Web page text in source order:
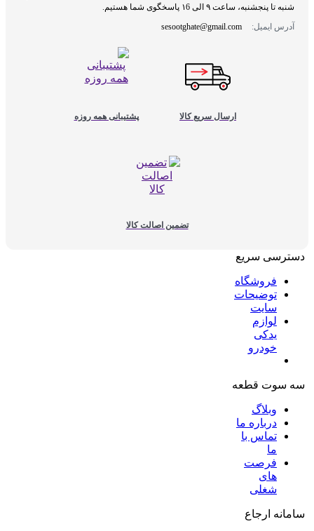
شنبه تا پنجشنبه، ساعت ۹ الی ۱6 پاسخگوی شما هستیم.
آدرس ایمیل:
sesootghate@gmail.com
ارسال سریع کالا پشتیبانی همه روزه
تضمین اصالت کالا
دسترسی سریع
فروشگاه
توضیحات
سایت
لوازم
یدکی
خودرو
سه سوت قطعه
وبلاگ
درباره ما
تماس با
ما
فرصت
های
شغلی
سامانه ارجاع